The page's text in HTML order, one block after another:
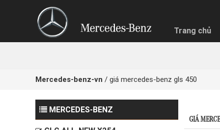
Trang chủ
Mercedes-benz-vn / giá mercedes-benz gls 450
GIÁ
MERCEDES-BENZ
Chọn